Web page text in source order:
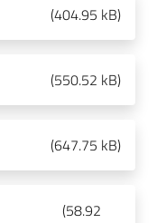
(404.95 kB)
(550.52 kB)
(647.75 kB)
(58.92